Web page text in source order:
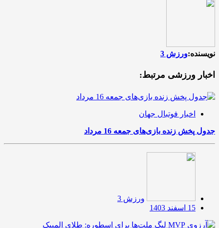
نویسنده:ورزش 3
اخبار ورزشی مرتبط:
اخبار فوتبال جهان
جدول پخش زنده بازی‌های جمعه 16 مرداد
ورزش 3
15 اسفند 1403